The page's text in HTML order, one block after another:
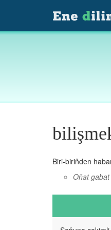
Biri-biriňden
Oňat